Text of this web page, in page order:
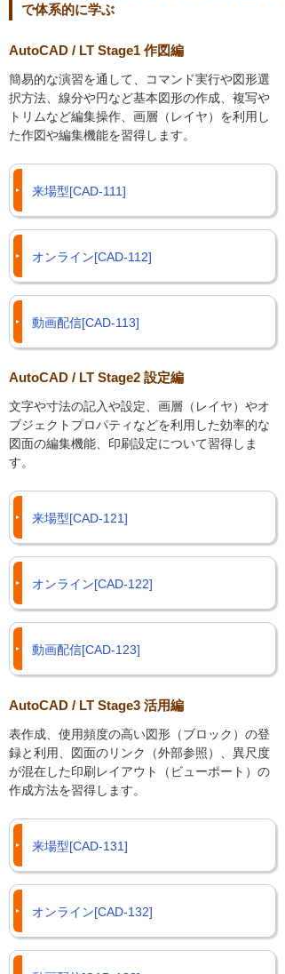
で体系的に学ぶ
AutoCAD / LT Stage1 作図編
簡易的な演習を通して、コマンド実行や図形選
択方法、線分や円など基本図形の作成、複写や
トリムなど編集操作、画層（レイヤ）を利用し
た作図や編集機能を習得します。
来場型[CAD-111]
オンライン[CAD-112]
動画配信[CAD-113]
AutoCAD / LT Stage2 設定編
文字や寸法の記入や設定、画層（レイヤ）やオ
ブジェクトプロパティなどを利用した効率的な
図面の編集機能、印刷設定について習得しま
す。
来場型[CAD-121]
オンライン[CAD-122]
動画配信[CAD-123]
AutoCAD / LT Stage3 活用編
表作成、使用頻度の高い図形（ブロック）の登
録と利用、図面のリンク（外部参照）、異尺度
が混在した印刷レイアウト（ビューポート）の
作成方法を習得します。
来場型[CAD-131]
オンライン[CAD-132]